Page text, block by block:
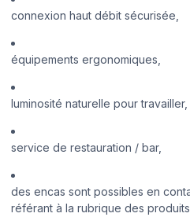
connexion haut débit sécurisée,
équipements ergonomiques,
luminosité naturelle pour travailler,
service de restauration / bar,
des encas sont possibles en
référant à la rubrique des